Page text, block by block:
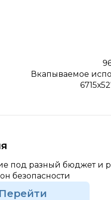
Вкапываемое
под разный бюджет и
безопасности
Перейти